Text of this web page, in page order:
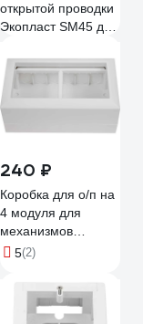
открытой проводки
Экопласт SM45 для
мм. цвет белый
72914-1
240 ₽
Коробка для о/п на
4 модуля для
механизмов
45х45мм, белая
5(2)